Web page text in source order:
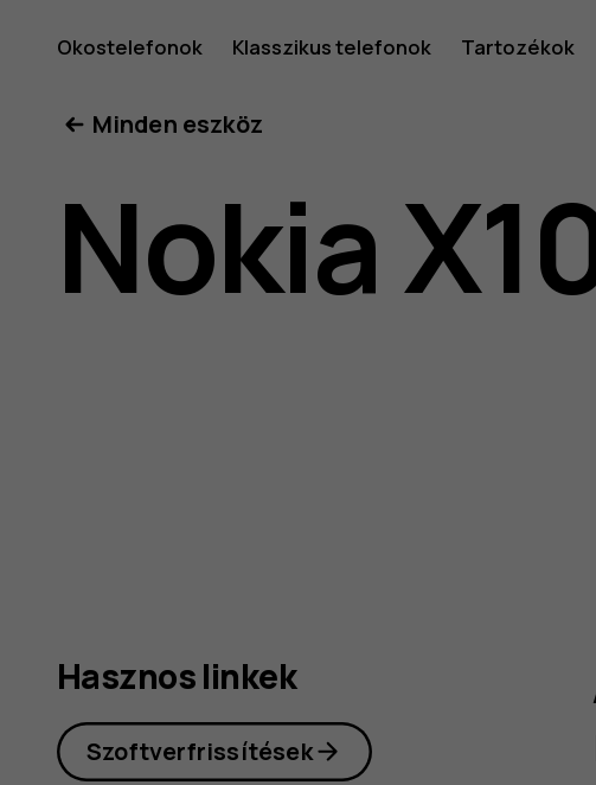
Nokia
X10
Okostelefonok Klasszikus telefonok Tartozékok
Minden eszköz
Nokia
Hasznos linkek
Szoftverfrissítések